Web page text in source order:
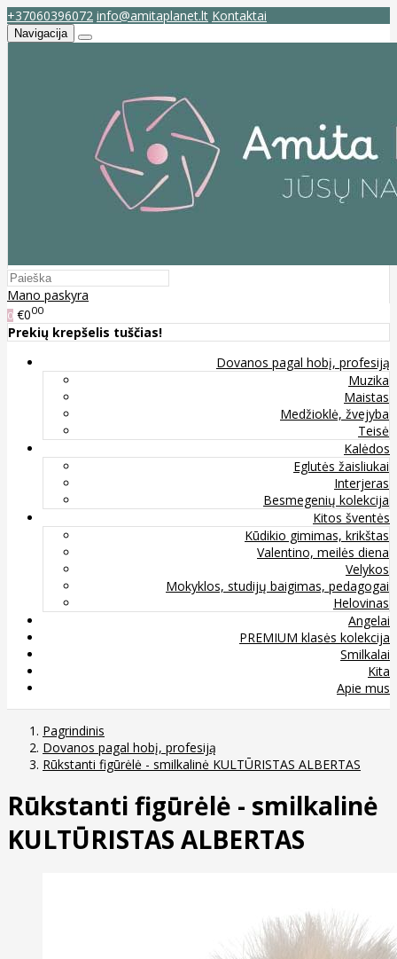
+37060396072 info@amitaplanet.lt Kontaktai
Navigacija
Mano paskyra
0 €000
Prekių krepšelis tuščias!
Dovanos pagal hobį, profesiją
Muzika
Maistas
Medžioklė, žvejyba
Teisė
Kalėdos
Eglutės žaisliukai
Interjeras
Besmegenių kolekcija
Kitos šventės
Kūdikio gimimas, krikštas
Valentino, meilės diena
Velykos
Mokyklos, studijų baigimas, pedagogai
Helovinas
Angelai
PREMIUM klasės kolekcija
Smilkalai
Kita
Apie mus
Pagrindinis
Dovanos pagal hobį, profesiją
Rūkstanti figūrėlė - smilkalinė KULTŪRISTAS ALBERTAS
Rūkstanti figūrėlė - smilkalinė
KULTŪRISTAS ALBERTAS